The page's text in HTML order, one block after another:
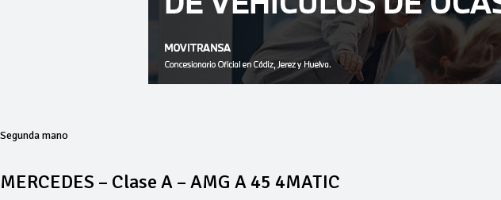
Segunda mano
MERCEDES – Clase A – AMG A 45 4MATIC